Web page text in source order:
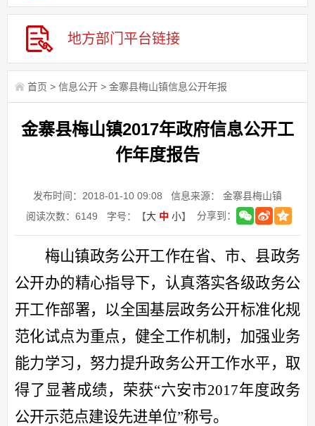
地方部门 平台链接
首页 > 信息公开 > 金寨县梅山镇信息公开年报
金寨县梅山镇2017年政府信息公开工
作年度报告
发布时间：2018-01-10 09:08
信息来源： 金寨县梅山镇
阅读次数：6149 字号：【大 中 小】 分享到：
梅山镇政务公开工作在省、市、县政务
公开办的精心指导下，认真落实各级政务公
开工作部署，以全国基层政务公开标准化规
范化试点为重点，健全工作机制，加强业务
能力学习，努力提升政务公开工作水平，取
得了显著成绩，荣获“六安市2017年度政务
公开示范点建设先进单位”称号。